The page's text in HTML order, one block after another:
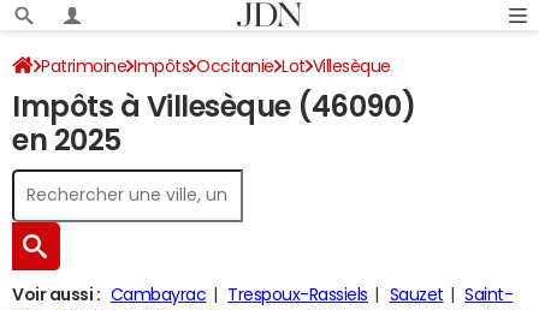
Patrimoine Impôts Occitanie Lot Villesèque
Impôt sur le revenu
Impôts à Villesèque (46090)
en 2025
Voir aussi : Cambayrac Trespoux-Rassiels Sauzet
Saint-